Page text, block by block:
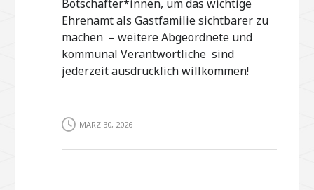
Botschafter*innen, um das wichtige
Ehrenamt als Gastfamilie sichtbarer zu
machen – weitere Abgeordnete und
kommunal Verantwortliche sind
jederzeit ausdrücklich willkommen!
MÄRZ 30, 2026